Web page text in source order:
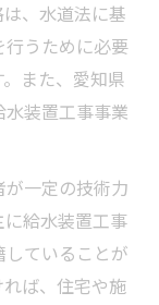
方を解説
事の専門知
規と技術基
ける勉強法
の違いと取
、水道法に基
うために必要
また、愛知県
装置工事事業
一定の技術力
給水装置工事
ていることが
ば、住宅や施